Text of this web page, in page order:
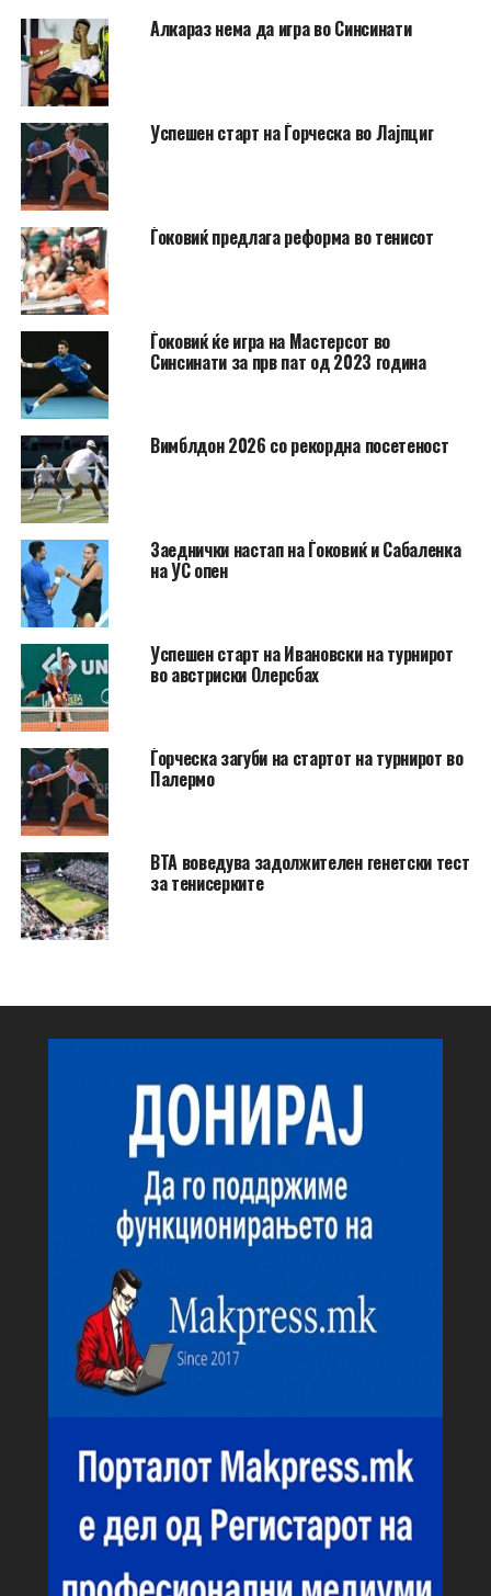
Алкараз нема да игра во Синсинати
Успешен старт на Ѓорческа во Лајпциг
Ѓоковиќ предлага реформа во тенисот
Ѓоковиќ ќе игра на Мастерсот во
Синсинати за прв пат од 2023 година
Вимблдон 2026 со рекордна посетеност
Заеднички настап на Ѓоковиќ и Сабаленка
на УС опен
Успешен старт на Ивановски на турнирот
во австриски Олерсбах
Ѓорческа загуби на стартот на турнирот во
Палермо
ВТА воведува задолжителен генетски тест
за тенисерките